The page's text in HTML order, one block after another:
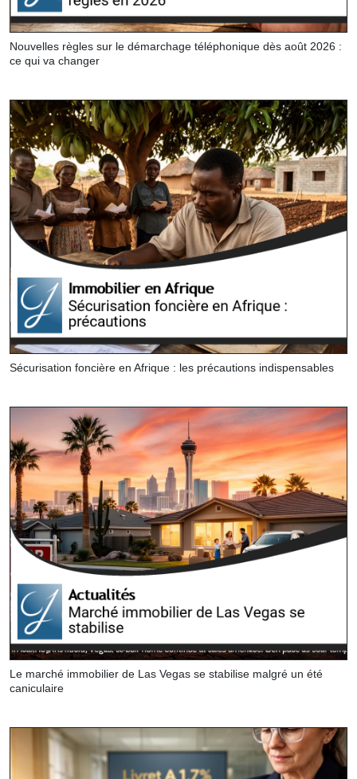
Nouvelles règles sur le démarchage téléphonique dès août 2026 :
ce qui va changer
Sécurisation foncière en Afrique : les précautions indispensables
Le marché immobilier de Las Vegas se stabilise malgré un été
caniculaire